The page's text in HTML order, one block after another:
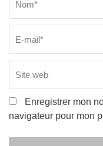
Enregistrer mon
navigateur pour mon